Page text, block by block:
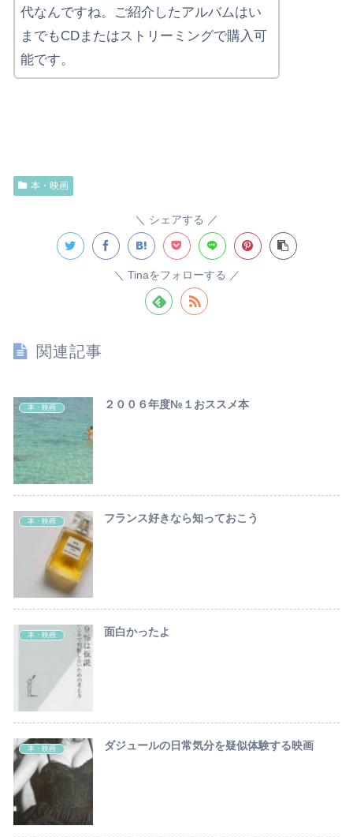
代なんですね。ご紹介したアルバムはい
までもCDまたはストリーミングで購入可
能です。
本・映画
シェアする
Tinaをフォローする
関連記事
本・映画 ２００６年度№１おススメ本
本・映画 フランス好きなら知っておこう
本・映画 面白かったよ
本・映画 ダジュールの日常気分を疑似体験する映画